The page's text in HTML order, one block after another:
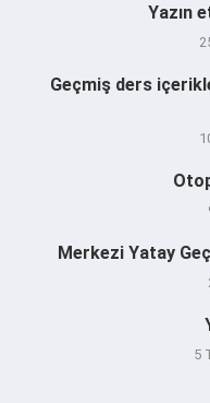
Yazın
Geçmiş ders
Merkezi Yatay
5